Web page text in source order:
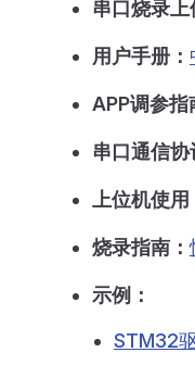
串口烧录上
用户手册：
APP调参指
串口通信协
上位机使
烧录指南：
示例：
STM32